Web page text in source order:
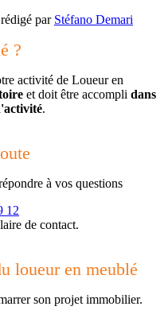
par Stéfano Demari
?
activité de Loueur en
et doit être accompli dans
.
à vos questions
12
de contact.
loueur en meublé
son projet immobilier.